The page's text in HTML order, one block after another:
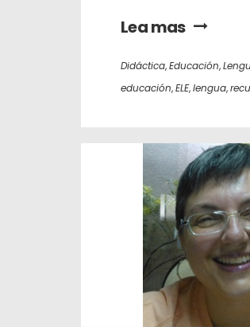
Lea mas
Didáctica,Educación,
educación,ELE,lengua,